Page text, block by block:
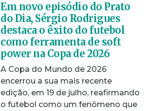
Em novo episódio do Prato
do Dia, Sérgio Rodrigues
destaca o êxito do futebol
como ferramenta de soft
power na Copa de 2026
A Copa do Mundo de 2026
encerrou a sua mais recente
edição, em 19 de julho, reafirmando
o futebol como um fenômeno que